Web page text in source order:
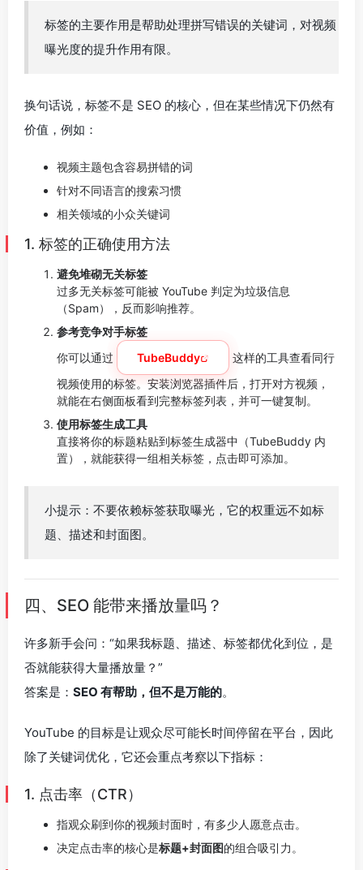
标签的主要作用是帮助处理拼写错误的关键词，对视频
曝光度的提升作用有限。
换句话说，标签不是 SEO 的核心，但在某些情况下仍然有
价值，例如：
视频主题包含容易拼错的词
针对不同语言的搜索习惯
相关领域的小众关键词
1. 标签的正确使用方法
避免堆砌无关标签
过多无关标签可能被 YouTube 判定为垃圾信息
（Spam），反而影响推荐。
参考竞争对手标签
你可以通过
TubeBuddy
这样的工具查看同行
视频使用的标签。安装浏览器插件后，打开对方视频，
就能在右侧面板看到完整标签列表，并可一键复制。
使用标签生成工具
直接将你的标题粘贴到标签生成器中（TubeBuddy 内
置），就能获得一组相关标签，点击即可添加。
小提示：不要依赖标签获取曝光，它的权重远不如标
题、描述和封面图。
四、SEO 能带来播放量吗？
许多新手会问：“如果我标题、描述、标签都优化到位，是
否就能获得大量播放量？”
答案是： SEO 有帮助，但不是万能的。
YouTube 的目标是让观众尽可能长时间停留在平台，因此
除了关键词优化，它还会重点考察以下指标：
1. 点击率（CTR）
指观众刷到你的视频封面时，有多少人愿意点击。
决定点击率的核心是标题+封面图的组合吸引力。